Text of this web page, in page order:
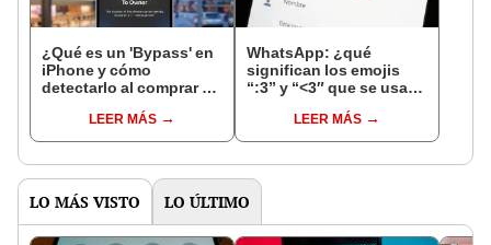
¿Qué es un 'Bypass' en
iPhone y cómo
detectarlo al comprar un
LEER MÁS
WhatsApp: ¿qué
significan los emojis
“:3” y “<3″ que se usan
LEER MÁS
LO MÁS VISTO LO ÚLTIMO